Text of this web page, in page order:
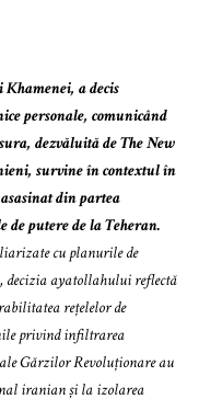
a decis
personale, comunicând
dezvăluită de The New
survine în contextul în
din partea
putere de la Teheran.
cu planurile de
decizia ayatollahului reflectă
rețelelor de
privind infiltrarea
Gărzilor Revoluționare au
iranian și la izolarea